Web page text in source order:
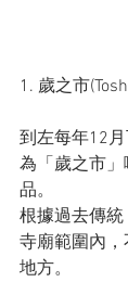
1. 歲之市
到左每年12
為「歲之市
品。
根據過去傳
寺廟範圍內
地方。